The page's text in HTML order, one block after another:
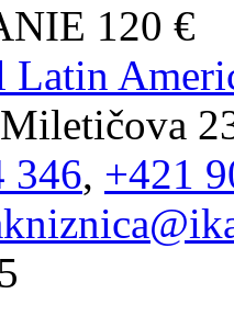
120 €
Latin
346, +421